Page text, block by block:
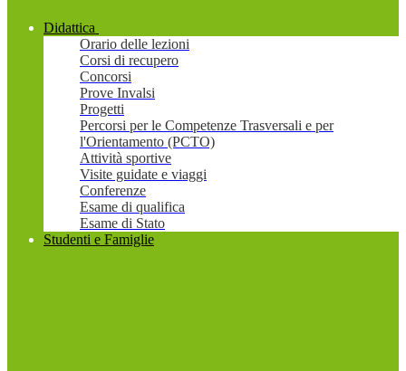
Didattica
Orario delle lezioni
Corsi di recupero
Concorsi
Prove Invalsi
Progetti
Percorsi per le Competenze Trasversali e per
l'Orientamento (PCTO)
Attività sportive
Visite guidate e viaggi
Conferenze
Esame di qualifica
Esame di Stato
Studenti e Famiglie